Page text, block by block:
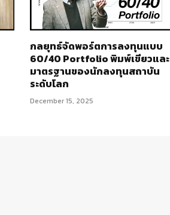
กลยุทธ์จัดพอร์ตการลงทุนแบบ
60/40 Portfolio พิมพ์เขียวและ
มาตรฐานของนักลงทุนสถาบัน
ระดับโลก
December 15, 2025